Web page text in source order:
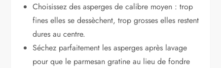
Choisissez des asperges de calibre moyen : trop
fines elles se dessèchent, trop grosses elles restent
dures au centre.
Séchez parfaitement les asperges après lavage
pour que le parmesan gratine au lieu de fondre